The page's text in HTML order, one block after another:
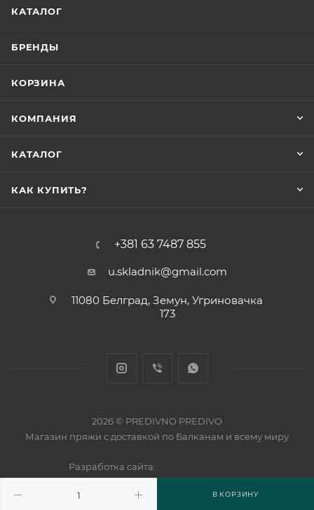
В КОРЗИНУ
КАТАЛОГ
БРЕНДЫ
КОРЗИНА
КОМПАНИЯ
КАТАЛОГ
КАК КУПИТЬ?
+381 63 7487 855
u.skladnik@gmail.com
11080 Белград, Земун, Угриновачка
173
2026 © PREDIVNO PREDIVO
Магазин пряжи с доставкой по Балканам и всему миру
Разработка сайта: